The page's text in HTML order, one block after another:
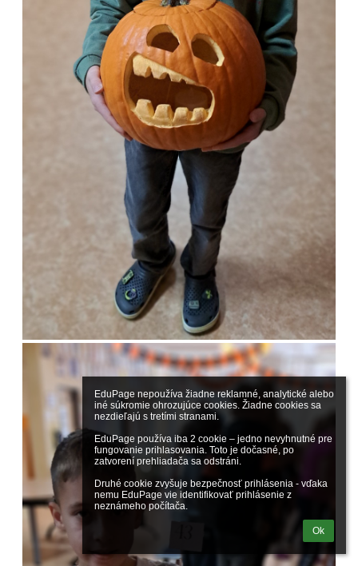
EduPage nepoužíva žiadne reklamné, analytické alebo
iné súkromie ohrozujúce cookies. Žiadne cookies sa
nezdieľajú s tretími stranami.
EduPage používa iba 2 cookie – jedno nevyhnutné pre
fungovanie prihlasovania. Toto je dočasné, po
zatvorení prehliadača sa odstráni.
Druhé cookie zvyšuje bezpečnosť prihlásenia - vďaka
nemu EduPage vie identifikovať prihlásenie z
neznámeho počítača.
Ok